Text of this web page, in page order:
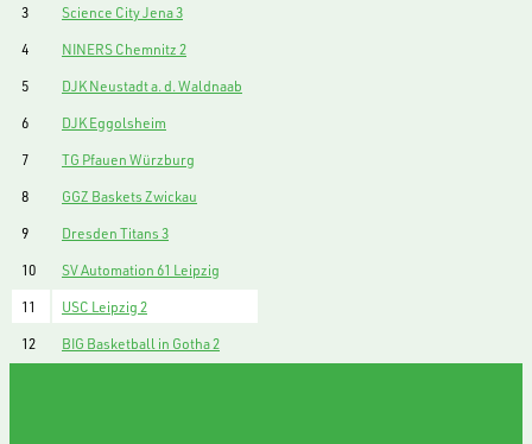
3
Science City Jena 3
4
NINERS Chemnitz 2
5
DJK Neustadt a. d. Waldnaab
6
DJK Eggolsheim
7
TG Pfauen Würzburg
8
GGZ Baskets Zwickau
9
Dresden Titans 3
10
SV Automation 61 Leipzig
11
USC Leipzig 2
12
BIG Basketball in Gotha 2